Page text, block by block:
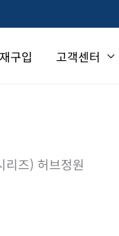
구입 고객센터
즈) 허브정원